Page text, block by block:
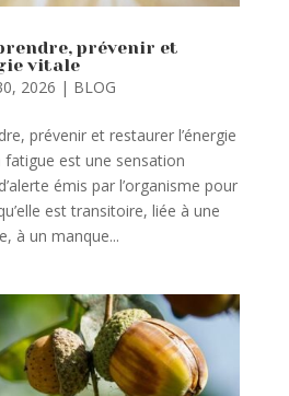
prévenir et
vitale
2026 | BLOG
prévenir et restaurer l’énergie
fatigue est une sensation
émis par l’organisme pour
est transitoire, liée à une
à un manque...